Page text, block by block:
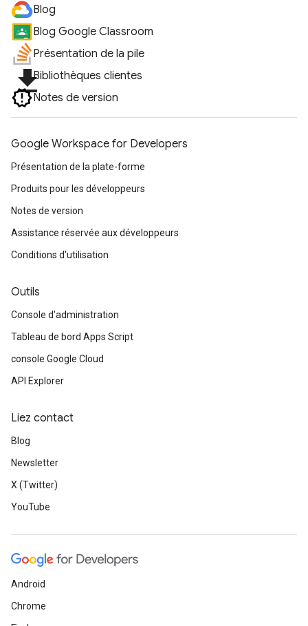
Blog
Blog Google Classroom
Présentation de la pile
file_downloadBibliothèques clientes
Notes de version
Google Workspace for Developers
Présentation de la plate-forme
Produits pour les développeurs
Notes de version
Assistance réservée aux développeurs
Conditions d'utilisation
Outils
Console d'administration
Tableau de bord Apps Script
console Google Cloud
API Explorer
Liez contact
Blog
Newsletter
X (Twitter)
YouTube
Android
Chrome